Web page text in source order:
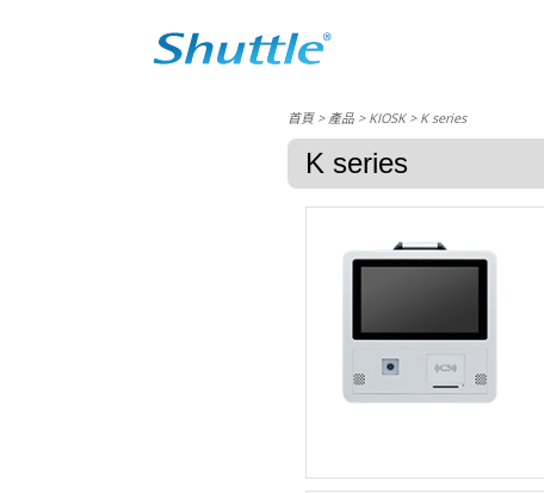
首頁> 產品 > KIOSK > K series
K series